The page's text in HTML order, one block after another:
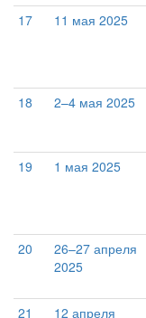
17 11 мая 2025
18 2–4 мая 2025
19 1 мая 2025
20
26–27 апреля
2025
21
12 апреля